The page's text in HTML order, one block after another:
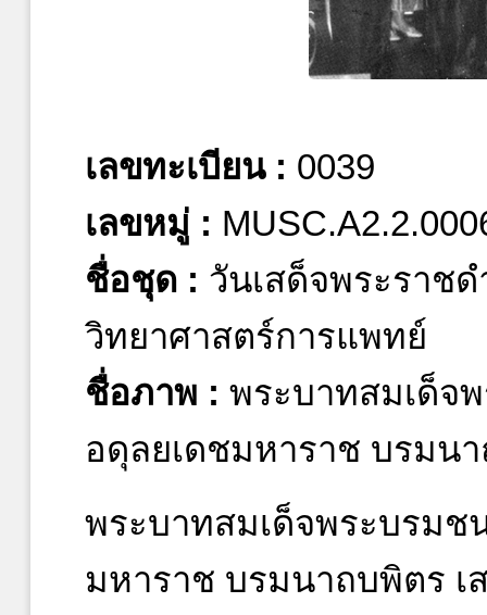
เลขทะเบียน : 0039
เลขหมู่ :
ชื่อชุด : วันเสด็จพระราช
วิทยาศาสตร์การแพทย์
ชื่อภาพ : พระบาทสมเด็จ
อดุลยเดชมหาราช บรมน
พระบาทสมเด็จพระบรมช
มหาราช บรมนาถบพิตร เ